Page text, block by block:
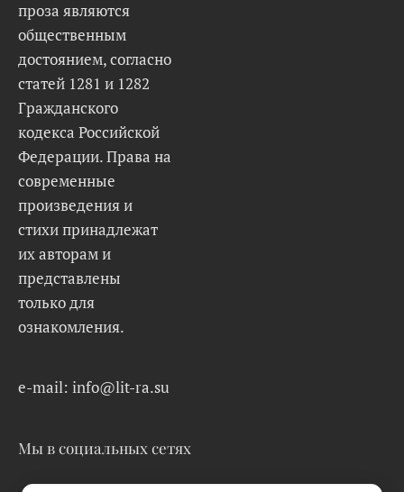
проза являются
общественным
достоянием, согласно
статей 1281 и 1282
Гражданского
кодекса Российской
Федерации. Права на
современные
произведения и
стихи принадлежат
их авторам и
представлены
только для
ознакомления.
e-mail: info@lit-ra.su
Мы в социальных сетях